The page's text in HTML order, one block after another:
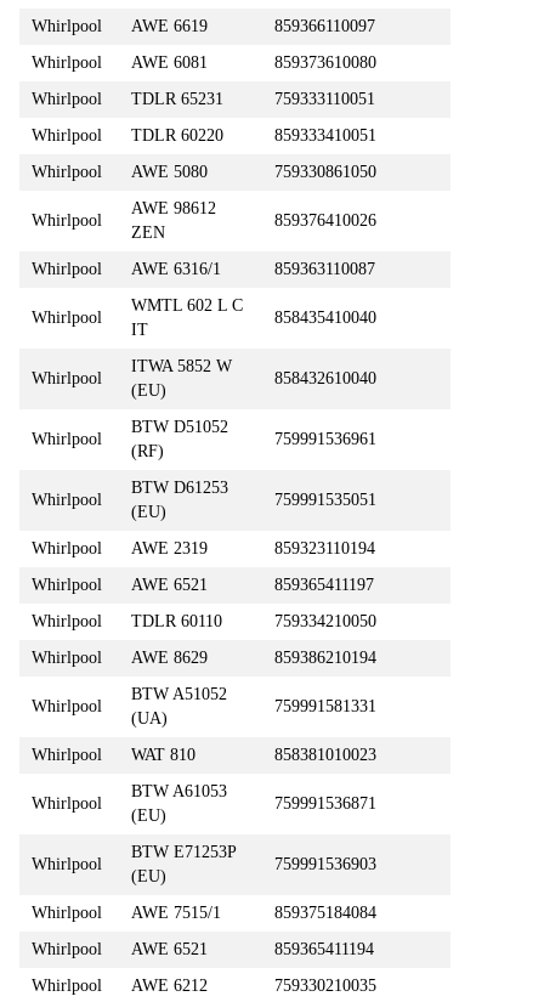
Whirlpool AWE 6619
859366110097
Whirlpool
AWE 6081
859373610080
Whirlpool
TDLR 65231
759333110051
Whirlpool
TDLR 60220
859333410051
Whirlpool
AWE 5080 759330861050
Whirlpool
AWE 98612
ZEN
859376410026
Whirlpool AWE 6316/1 859363110087
Whirlpool
WMTL 602 L C
IT
858435410040
Whirlpool
ITWA 5852 W
(EU)
858432610040
Whirlpool
BTW D51052
(RF)
759991536961
Whirlpool
BTW D61253
(EU)
759991535051
Whirlpool AWE 2319
859323110194
Whirlpool
AWE 6521
859365411197
Whirlpool
TDLR 60110
759334210050
Whirlpool
AWE 8629 859386210194
Whirlpool
BTW A51052
(UA)
759991581331
Whirlpool WAT 810 858381010023
Whirlpool
BTW A61053
(EU)
759991536871
Whirlpool
BTW E71253P
(EU)
759991536903
Whirlpool AWE 7515/1
859375184084
Whirlpool
AWE 6521
859365411194
Whirlpool
AWE 6212 759330210035